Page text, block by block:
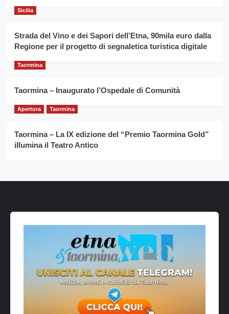
Sicilia
Strada del Vino e dei Sapori dell’Etna, 90mila euro dalla
Regione per il progetto di segnaletica turistica digitale
Taormina
Taormina – Inaugurato l’Ospedale di Comunità
Apertura Taormina
Taormina – La IX edizione del “Premio Taormina Gold”
illumina il Teatro Antico